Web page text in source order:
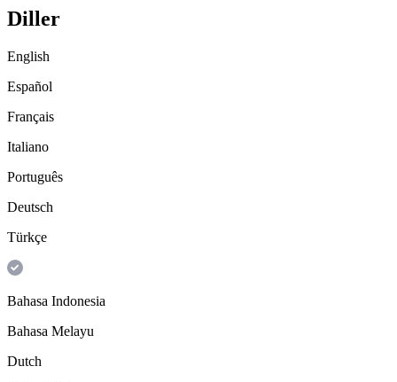
Diller
English
Español
Français
Italiano
Português
Deutsch
Türkçe
Bahasa Indonesia
Bahasa Melayu
Dutch